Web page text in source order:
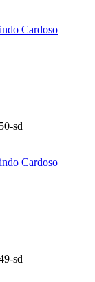
Cardoso
sd
Cardoso
sd